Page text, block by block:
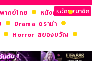
สมัครสมาชิก
พากย์ไทย
หนังฝรั่ง
Drama ดราม่า
Horror สยองขวัญ